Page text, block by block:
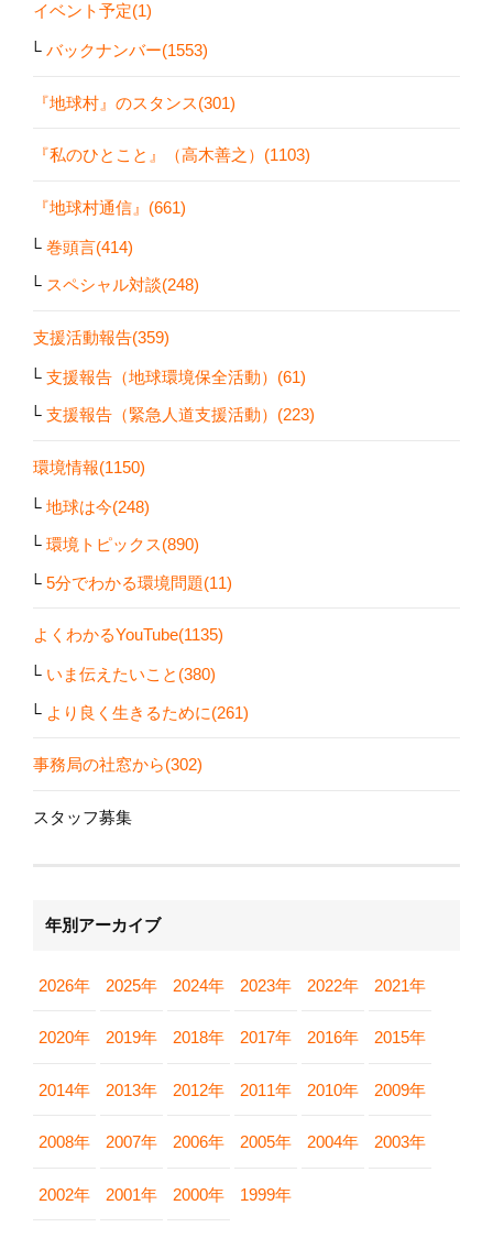
イベント予定(1)
バックナンバー(1553)
『地球村』のスタンス(301)
『私のひとこと』（高木善之）(1103)
『地球村通信』(661)
巻頭言(414)
スペシャル対談(248)
支援活動報告(359)
支援報告（地球環境保全活動）(61)
支援報告（緊急人道支援活動）(223)
環境情報(1150)
地球は今(248)
環境トピックス(890)
5分でわかる環境問題(11)
よくわかるYouTube(1135)
いま伝えたいこと(380)
より良く生きるために(261)
事務局の社窓から(302)
スタッフ募集
年別アーカイブ
2026年 2025年 2024年 2023年 2022年 2021年
2020年 2019年 2018年 2017年 2016年 2015年
2014年 2013年 2012年 2011年 2010年 2009年
2008年 2007年 2006年 2005年 2004年 2003年
2002年 2001年 2000年 1999年